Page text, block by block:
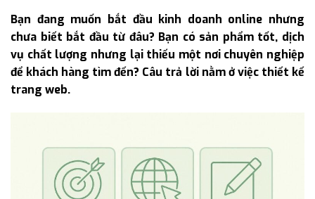
Bạn đang muốn bắt đầu kinh doanh online nhưng
chưa biết bắt đầu từ đâu? Bạn có sản phẩm tốt, dịch
vụ chất lượng nhưng lại thiếu một nơi chuyên nghiệp
để khách hàng tìm đến? Câu trả lời nằm ở việc thiết kế
trang web.